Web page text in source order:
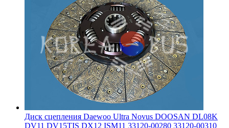
Диск сцепления Daewoo Ultra Novus DOOSAN DL08K
DV11 DV15TIS DX12 ISM11 33120-00280 33120-00310